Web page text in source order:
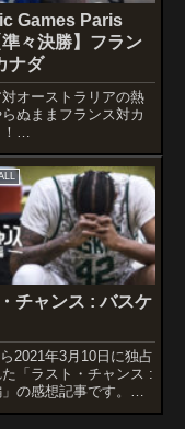
Games Paris
々決勝】フラン
ナダ
オーストラリアの熱
ぬままフランス対カ
CordinierNicolas
Wemba...
チャンス : バスケ
2021年3月10日に独占
「ラスト・チャンス :
の感想記事です。オ
らすじ＆予告編イー